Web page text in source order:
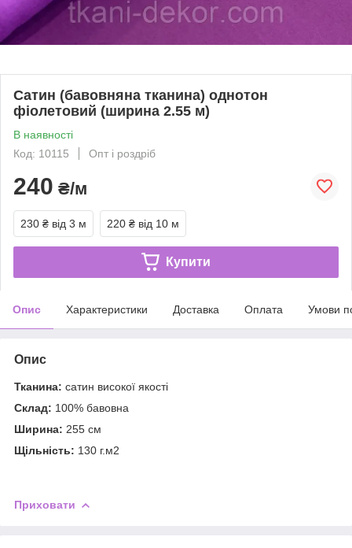
Сатин (бавовняна тканина) однотон
фіолетовий (ширина 2.55 м)
В наявності
Код: 10115
Опт і роздріб
240 ₴/м
230 ₴ від 3 м 220 ₴ від 10 м
Купити
Опис Характеристики Доставка Оплата Умови
Опис
Тканина: сатин високої якості
Склад: 100% бавовна
Ширина: 255 см
Щільність: 130 г.м2
Приховати